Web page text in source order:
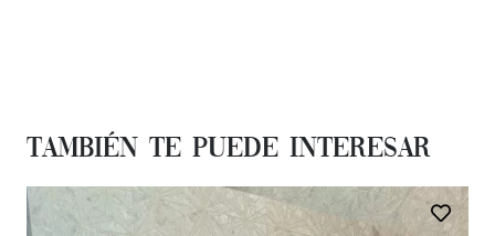
También te Puede Interesar